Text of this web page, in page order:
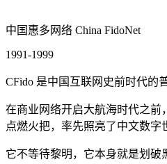
中国惠多网络 China FidoNet
1991-1999
CFido 是中国互联网史前时代的
在商业网络开启大航海时代之前
点燃火把，率先照亮了中文数字
它不等待黎明，它本身就是划破